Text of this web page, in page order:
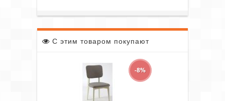
С этим товаром покупают
-8%